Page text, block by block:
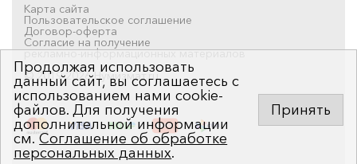
Карта сайта
Пользовательское соглашение
Договор-оферта
Согласие на получение
рекламно-информационных материалов
© 2019-2026 Нумизмат.ru
Продолжая использовать
данный сайт, вы соглашаетесь с
использованием нами cookie-
файлов. Для получения
дополнительной информации
см.Соглашение об обработке
персональных данных.
Принять